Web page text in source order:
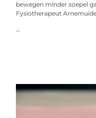
bewegen minder soepel
Fysiotherapeut
...